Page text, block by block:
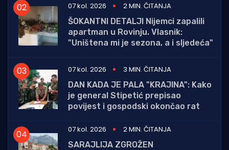
07 kol. 2026
2 MIN. ČITANJA
ŠOKANTNI DETALJI Nijemci zapalili
apartman u Rovinju. Vlasnik:
"Uništena mi je sezona, a i sljedeća"
07 kol. 2026
3 MIN. ČITANJA
DAN KADA JE PALA "KRAJINA": Kako
je general Stipetić prepisao
povijest i gospodski okončao rat
07 kol. 2026
2 MIN. ČITANJA
SARAJLIJA ZGROŽEN